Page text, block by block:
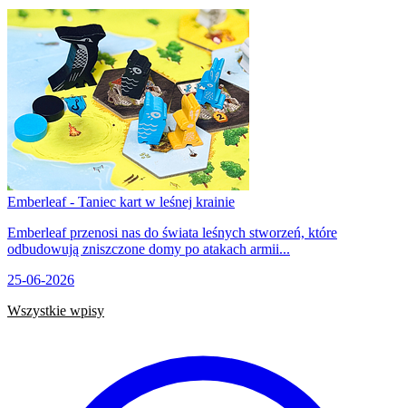
Emberleaf - Taniec kart w leśnej krainie
Emberleaf przenosi nas do świata leśnych stworzeń, które
odbudowują zniszczone domy po atakach armii...
25-06-2026
Wszystkie wpisy